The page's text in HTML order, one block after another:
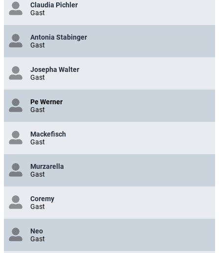
Claudia Pichler
Gast
Antonia Stabinger
Gast
Josepha Walter
Gast
Pe Werner
Gast
Mackefisch
Gast
Murzarella
Gast
Coremy
Gast
Neo
Gast